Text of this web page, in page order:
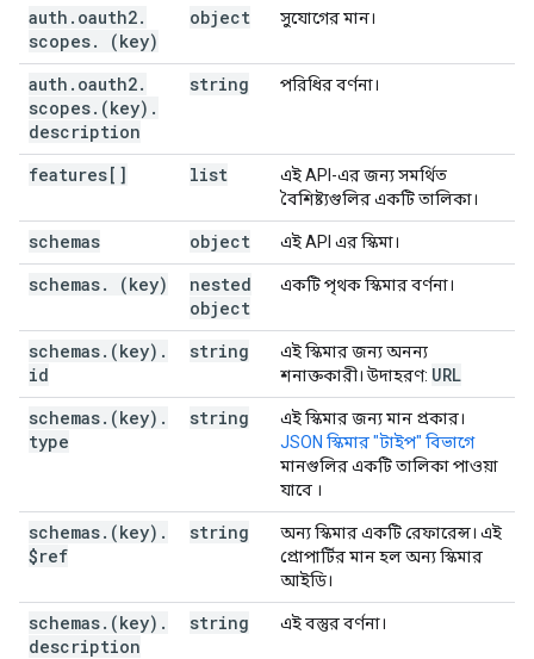
"supportsSubscription": boolean
},
"resources"
(key)
"methods"
(key)
:
: string
,
,
"httpMethod": string
,
"description"
string
,
"deprecated"
boolean
,
"parameters"
(key)
:
"id": string
,
string
,
"$ref": string
,
"description": string
,
string
,
: boolean
,
"deprecated": boolean
"format": string
,
"pattern"
string
,
: string
,
: string
"enum": [
string
auth . oauth2.
scopes. (key)
object সুযোগের মান।
auth . oauth2.
scopes. (key) .
description
string পরিধির বর্ণনা।
features[] list
এই API-এর জন্য সমর্থিত
বৈশিষ্ট্যগুলির একটি তালিকা।
schemas object এই API এর স্কিমা।
schemas. (key)
nested
object
একটি পৃথক স্কিমার বর্ণনা।
schemas. (key) .
id
string
এই স্কিমার জন্য অনন্য
শনাক্তকারী। উদাহরণ: URL
schemas. (key) .
type
string
এই স্কিমার জন্য মান প্রকার।
JSON স্কিমার "টাইপ" বিভাগে
মানগুলির একটি তালিকা পাওয়া
যাবে ।
schemas. (key) .
$ref
string
অন্য স্কিমার একটি রেফারেন্স। এই
প্রোপার্টির মান হল অন্য স্কিমার
আইডি।
schemas. (key) .
description
string এই বস্তুর বর্ণনা।